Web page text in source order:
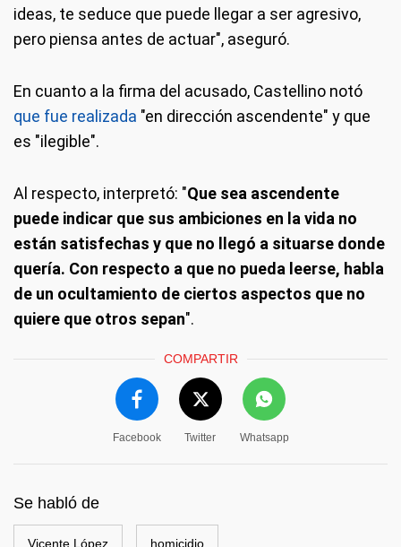
ideas, te seduce que puede llegar a ser agresivo,
pero piensa antes de actuar", aseguró.
En cuanto a la firma del acusado, Castellino notó
que fue realizada "en dirección ascendente" y que
es "ilegible".
Al respecto, interpretó: "Que sea ascendente
puede indicar que sus ambiciones en la vida no
están satisfechas y que no llegó a situarse donde
quería. Con respecto a que no pueda leerse, habla
de un ocultamiento de ciertos aspectos que no
quiere que otros sepan".
COMPARTIR
Facebook Twitter Whatsapp
Se habló de
Vicente López homicidio